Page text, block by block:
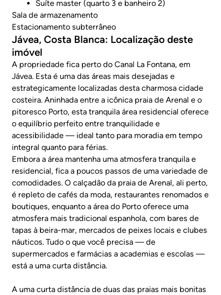
Suíte master (quarto 3 e banheiro 2)
Sala de armazenamento
Estacionamento subterrâneo
Jávea, Costa Blanca: Localização deste
imóvel
A propriedade fica perto do Canal La Fontana, em
Jávea. Esta é uma das áreas mais desejadas e
estrategicamente localizadas desta charmosa cidade
costeira. Aninhada entre a icônica praia de Arenal e o
pitoresco Porto, esta tranquila área residencial oferece
o equilíbrio perfeito entre tranquilidade e
acessibilidade — ideal tanto para moradia em tempo
integral quanto para férias.
Embora a área mantenha uma atmosfera tranquila e
residencial, fica a poucos passos de uma variedade de
comodidades. O calçadão da praia de Arenal, ali perto,
é repleto de cafés da moda, restaurantes renomados e
boutiques, enquanto a área do Porto oferece uma
atmosfera mais tradicional espanhola, com bares de
tapas à beira-mar, mercados de peixes locais e clubes
náuticos. Tudo o que você precisa — de
supermercados e farmácias a academias e escolas —
está a uma curta distância.
A uma curta distância de duas das praias mais bonitas